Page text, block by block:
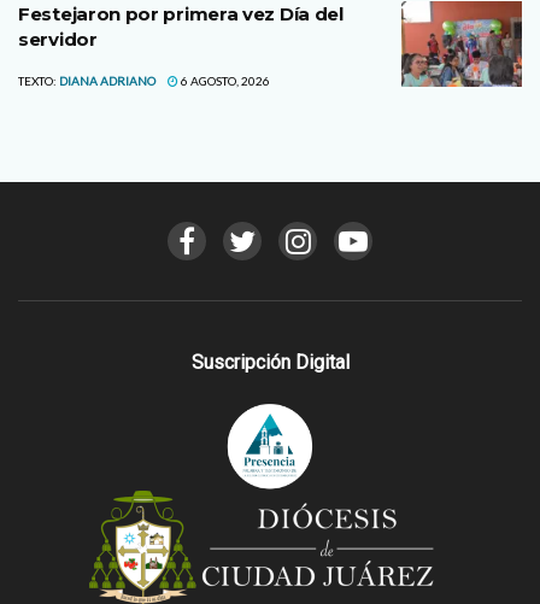
Festejaron por primera vez Día del
servidor
TEXTO: DIANA ADRIANO 6 AGOSTO, 2026
Suscripción Digital